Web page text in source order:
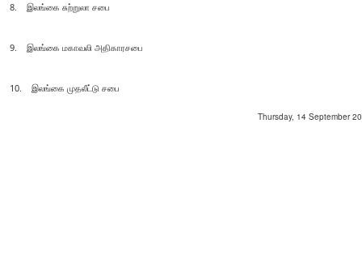
8. இலங்கை சுற்றுலா சபை
9. இலங்கை மகாவலி அதிகாரசபை
10. இலங்கை முதலீட்டு சபை
Thursday, 14 September